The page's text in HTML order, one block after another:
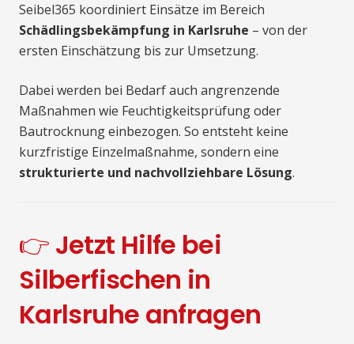
Seibel365 koordiniert Einsätze im Bereich
Schädlingsbekämpfung in Karlsruhe – von der
ersten Einschätzung bis zur Umsetzung.
Dabei werden bei Bedarf auch angrenzende
Maßnahmen wie Feuchtigkeitsprüfung oder
Bautrocknung einbezogen. So entsteht keine
kurzfristige Einzelmaßnahme, sondern eine
strukturierte und nachvollziehbare Lösung.
👉 Jetzt Hilfe bei
Silberfischen in
Karlsruhe anfragen